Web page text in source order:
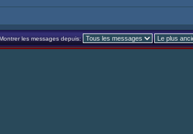
les messages depuis: